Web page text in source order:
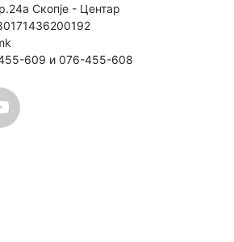
Скопје - Центар
609 и 076-455-608